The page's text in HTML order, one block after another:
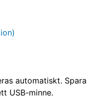
automatiskt. Spara
USB-minne.